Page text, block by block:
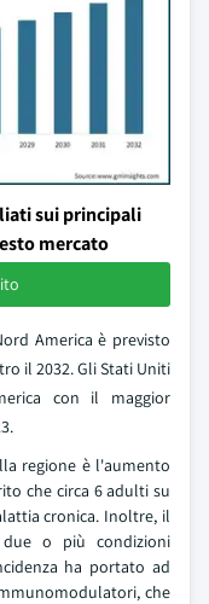
sui principali
mercato
America è previsto
il 2032. Gli Stati Uniti
con il maggior
regione è l'aumento
che circa 6 adulti su
cronica. Inoltre, il
o più condizioni
ha portato ad
che